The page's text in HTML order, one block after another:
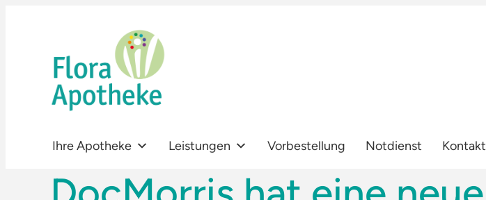
Ihre Apotheke Leistungen Vorbestellung Notdienst Kontakt